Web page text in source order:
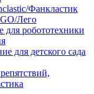
Фанкластик
Лего
для робототехники
для детского сада